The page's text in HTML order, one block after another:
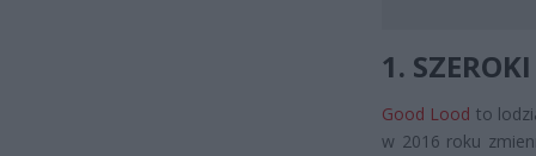
1.
Good Lood to
w 2016 roku